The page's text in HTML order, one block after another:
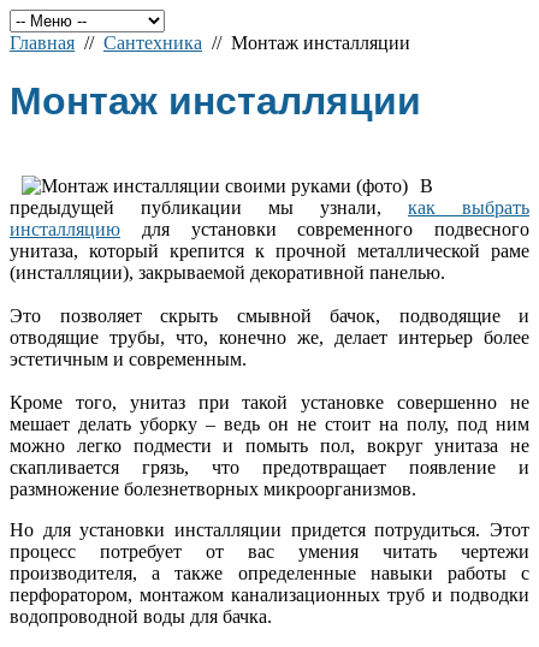
Главная // Сантехника // Монтаж инсталляции
Монтаж инсталляции
В
предыдущей публикации мы узнали, как выбрать
инсталляцию для установки современного подвесного
унитаза, который крепится к прочной металлической раме
(инсталляции), закрываемой декоративной панелью.
Это позволяет скрыть смывной бачок, подводящие и
отводящие трубы, что, конечно же, делает интерьер более
эстетичным и современным.
Кроме того, унитаз при такой установке совершенно не
мешает делать уборку – ведь он не стоит на полу, под ним
можно легко подмести и помыть пол, вокруг унитаза не
скапливается грязь, что предотвращает появление и
размножение болезнетворных микроорганизмов.
Но для установки инсталляции придется потрудиться. Этот
процесс потребует от вас умения читать чертежи
производителя, а также определенные навыки работы с
перфоратором, монтажом канализационных труб и подводки
водопроводной воды для бачка.